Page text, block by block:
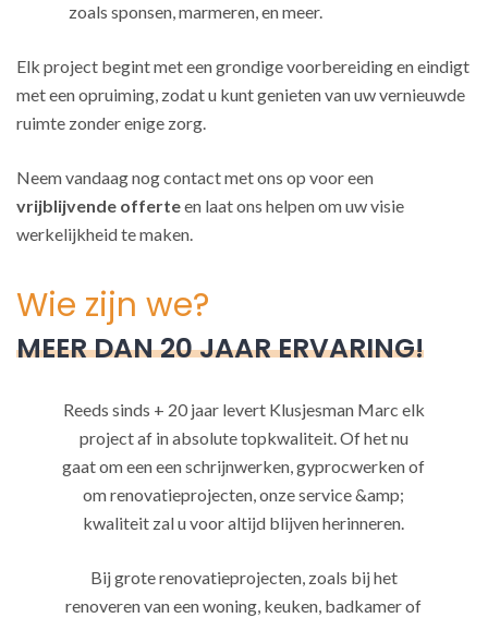
zoals sponsen, marmeren, en meer.
Elk project begint met een grondige voorbereiding en eindigt
met een opruiming, zodat u kunt genieten van uw vernieuwde
ruimte zonder enige zorg.
Neem vandaag nog contact met ons op voor een
vrijblijvende offerteen laat ons helpen om uw visie
werkelijkheid te maken.
Wie zijn we?
MEER DAN 20 JAAR ERVARING!
Reeds sinds + 20 jaar levert Klusjesman Marc elk
project af in absolute topkwaliteit. Of het nu
gaat om een een schrijnwerken, gyprocwerken of
om renovatieprojecten, onze service &amp;
kwaliteit zal u voor altijd blijven herinneren.
Bij grote renovatieprojecten, zoals bij het
renoveren van een woning, keuken, badkamer of